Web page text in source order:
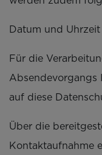
Datum und
Für die
Absendevorgangs
auf diese
Über die
Kontaktaufnahme